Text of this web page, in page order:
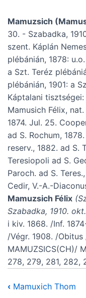
Mamuzsich
30. - Szabadka,
szent. Káplán
plébánián, 1878:
a Szt. Teréz
plébánián, 1901: a
Káptalani tisztségei:
Mamusich Félix,
1874. Jul. 25.
ad S. Rochum,
reserv., 1882. ad S.
Teresiopoli ad S.
Paroch. ad S.
Cedir, V.-A.-
Mamuzsich Félix
Szabadka, 1910.
i kiv. 1868. /Inf.
/Végr. 1908. /
MAMUZSICS(CH)/
278, 279, 281, 282,
‹ Mamuxich Thom